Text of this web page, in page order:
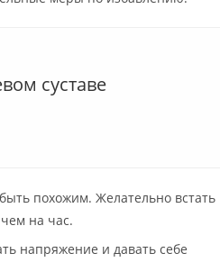
суставе
похожим. Желательно встать
на час.
напряжение и давать себе